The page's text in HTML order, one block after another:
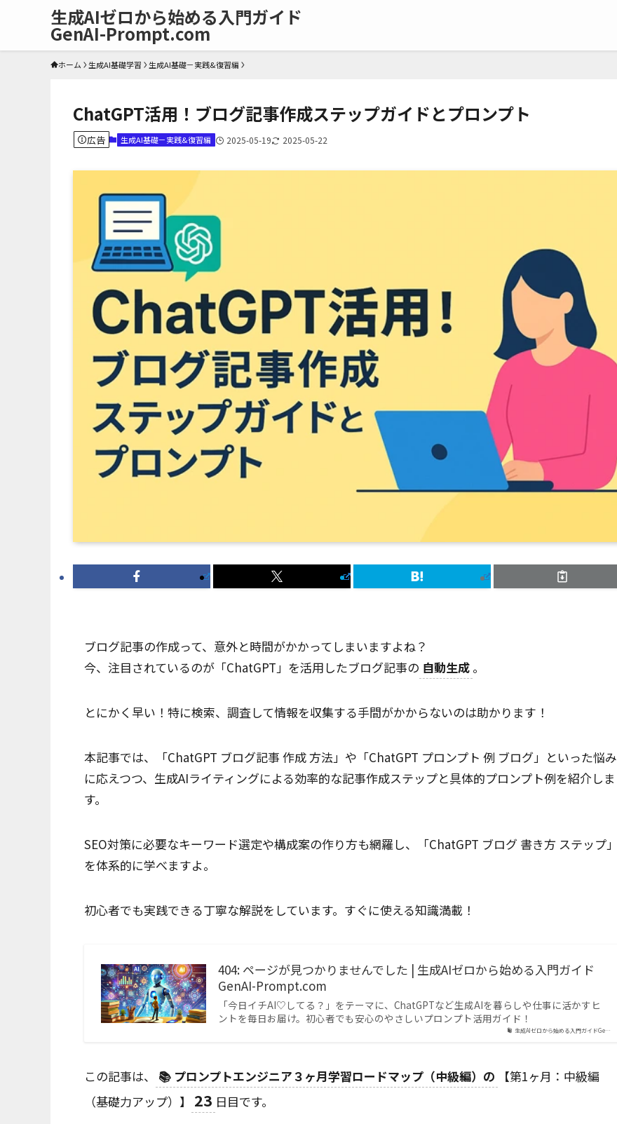
生成AIゼロから始める入門ガイド
GenAI-Prompt.com
ホーム 生成AI基礎学習 生成AI基礎－実践&復習編
ChatGPT活用！ブログ記事作成ステップガイドとプロンプト
広告 生成AI基礎－実践&復習編 2025-05-19 2025-05-22
ブログ記事の作成って、意外と時間がかかってしまいますよね？
今、注目されているのが「ChatGPT」を活用したブログ記事の 自動生成 。
とにかく早い！特に検索、調査して情報を収集する手間がかからないのは助かります！
本記事では、「ChatGPT ブログ記事 作成 方法」や「ChatGPT プロンプト 例 ブログ」といった悩み
に応えつつ、生成AIライティングによる効率的な記事作成ステップと具体的プロンプト例を紹介しま
す。
SEO対策に必要なキーワード選定や構成案の作り方も網羅し、「ChatGPT ブログ 書き方 ステップ」
を体系的に学べますよ。
初心者でも実践できる丁寧な解説をしています。すぐに使える知識満載！
生成AIゼロから始める入門ガイドGe…
404: ページが見つかりませんでした | 生成AIゼロから始める入門ガイド
GenAI-Prompt.com
「今日イチAI♡してる？」をテーマに、ChatGPTなど生成AIを暮らしや仕事に活かすヒ
ントを毎日お届け。初心者でも安心のやさしいプロンプト活用ガイド！
この記事は、 📚 プロンプトエンジニア３ヶ月学習ロードマップ（中級編）の
【第1ヶ月：中級編
（基礎力アップ）】
23 日目です。